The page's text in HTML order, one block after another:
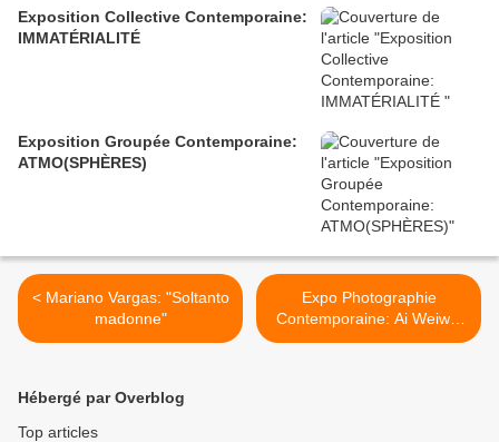
Exposition Collective Contemporaine:
IMMATÉRIALITÉ
Exposition Groupée Contemporaine:
ATMO(SPHÈRES)
< Mariano Vargas: "Soltanto
madonne"
Expo Photographie
Contemporaine: Ai Weiwei
"Entrelacs" >
Hébergé par Overblog
Top articles